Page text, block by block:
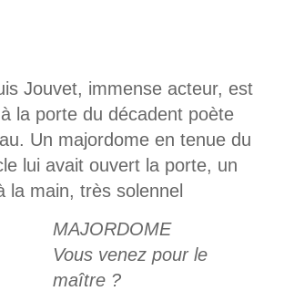
Jouvet, immense acteur, est
la porte du décadent poète
Un majordome en tenue du
lui avait ouvert la porte, un
la main, très solennel
MAJORDOME
Vous venez pour le
maître ?